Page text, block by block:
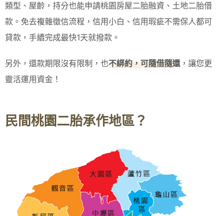
類型、屋齡，持分也能申請桃園房屋二胎融資、土地二胎借
款。免去複雜徵信流程，信用小白、信用瑕疵不需保人都可
貸款，手續完成最快1天就撥款。
另外，還款期限沒有限制，也不綁約，可隨借隨還，讓您更
靈活運用資金！
民間桃園二胎承作地區？